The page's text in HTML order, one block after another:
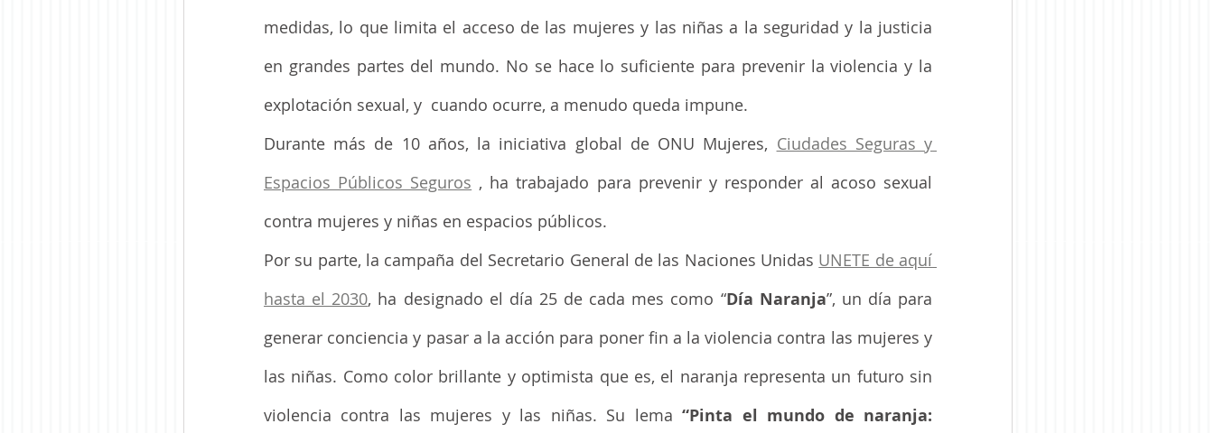
medidas, lo que limita el acceso de las mujeres y las niñas a la seguridad y la justicia
en grandes partes del mundo. No se hace lo suficiente para prevenir la violencia y la
explotación sexual, y  cuando ocurre, a menudo queda impune.
Durante más de 10 años, la iniciativa global de ONU Mujeres, Ciudades Seguras y
Espacios Públicos Seguros , ha trabajado para prevenir y responder al acoso sexual
contra mujeres y niñas en espacios públicos.
Por su parte, la campaña del Secretario General de las Naciones Unidas UNETE de aquí
hasta el 2030, ha designado el día 25 de cada mes como “Día Naranja”, un día para
generar conciencia y pasar a la acción para poner fin a la violencia contra las mujeres y
las niñas. Como color brillante y optimista que es, el naranja representa un futuro sin
violencia contra las mujeres y las niñas. Su lema “Pinta el mundo de naranja: